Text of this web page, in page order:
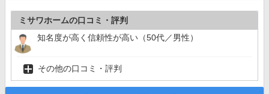
ミサワホームの口コミ・評判
知名度が高く信頼性が高い（50代／男性）
その他の口コミ・評判